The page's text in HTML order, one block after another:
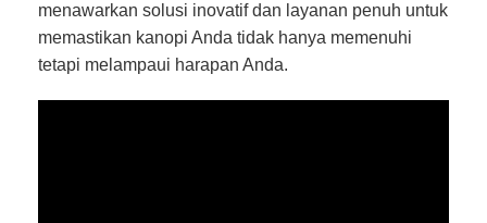
menawarkan solusi inovatif dan layanan penuh untuk
memastikan kanopi Anda tidak hanya memenuhi
tetapi melampaui harapan Anda.